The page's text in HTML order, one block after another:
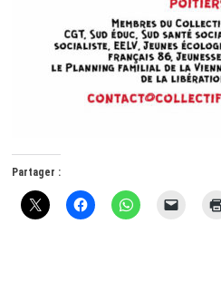
Partager :